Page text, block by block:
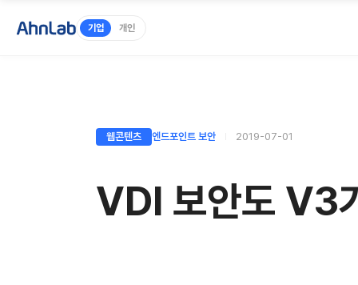
기업 개인
웹콘텐츠 엔드포인트 보안 2019-07-01
VDI 보안도 V3